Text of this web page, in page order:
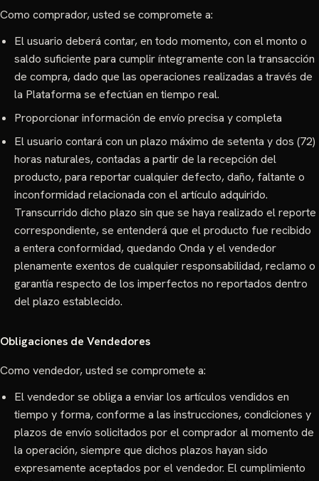
Como comprador, usted se compromete a:
El usuario deberá contar, en todo momento, con el monto o
saldo suficiente para cumplir íntegramente con la transacción
de compra, dado que las operaciones realizadas a través de
la Plataforma se efectúan en tiempo real.
Proporcionar información de envío precisa y completa
El usuario contará con un plazo máximo de setenta y dos (72)
horas naturales, contadas a partir de la recepción del
producto, para reportar cualquier defecto, daño, faltante o
inconformidad relacionada con el artículo adquirido.
Transcurrido dicho plazo sin que se haya realizado el reporte
correspondiente, se entenderá que el producto fue recibido
a entera conformidad, quedando Onda y el vendedor
plenamente exentos de cualquier responsabilidad, reclamo o
garantía respecto de los imperfectos no reportados dentro
del plazo establecido.
Obligaciones de Vendedores
Como vendedor, usted se compromete a:
El vendedor se obliga a enviar los artículos vendidos en
tiempo y forma, conforme a las instrucciones, condiciones y
plazos de envío solicitados por el comprador al momento de
la operación, siempre que dichos plazos hayan sido
expresamente aceptados por el vendedor. El cumplimiento